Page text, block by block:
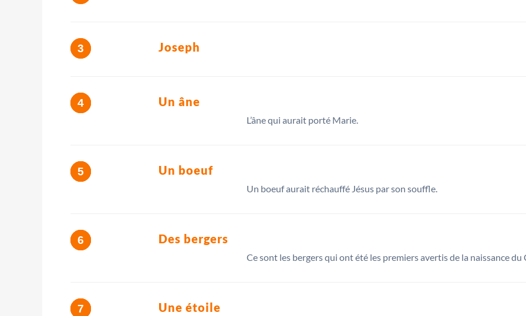
Joseph
Un âne
L’âne qui aurait porté Marie.
Un boeuf
Un boeuf aurait réchauffé Jésus par son souffle.
Des bergers
Ce sont les bergers qui ont été les premiers avertis de la naissance du
Une étoile